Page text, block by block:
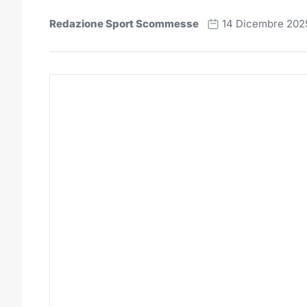
Redazione Sport Scommesse 14 Dicembre